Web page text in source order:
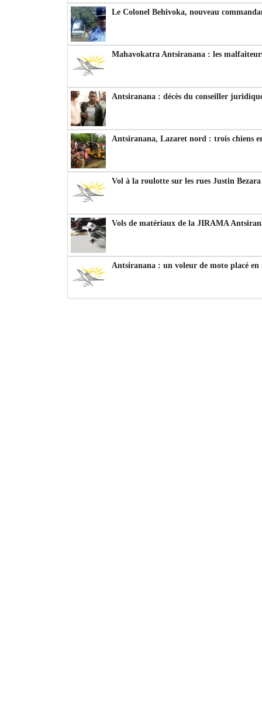
Le Colonel Behivoka, nouveau
Mahavokatra Antsiranana : les
Antsiranana : décès du conseiller
Antsiranana, Lazaret nord : trois chiens
Vol à la roulotte sur les rues Justin
Vols de matériaux de la JIRAMA
Antsiranana : un voleur de moto placé en